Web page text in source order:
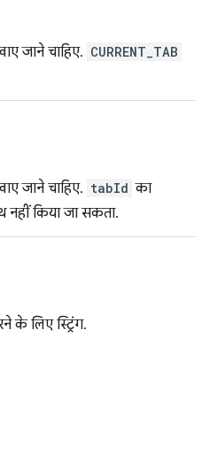
जाने चाहिए. CURRENT_TAB
जाने चाहिए. tabId का
नहीं किया जा सकता.
के लिए स्ट्रिंग.